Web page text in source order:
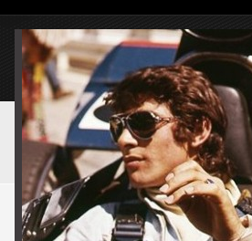
SERVER-BROWSER
MATCHES